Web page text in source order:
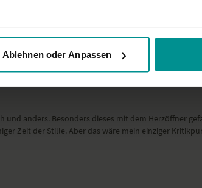
Ablehnen oder Anpassen
moves von Annika.
und anders. Besonders dieses mit dem Herzöffner
Zeit der Stille. Aber das wäre mein einziger